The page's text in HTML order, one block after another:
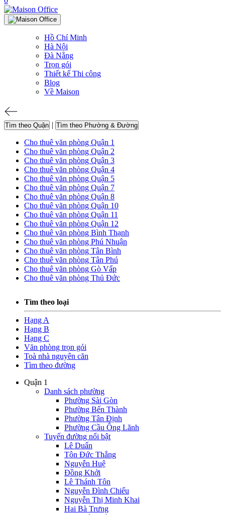
Hồ Chí Minh
Hà Nội
Đà Nẵng
Trọn gói
Thiết kế Thi công
Blog
Về Maison
Tìm theo Quận | Tìm theo Phường & Đường
Cho thuê văn phòng Quận 1
Cho thuê văn phòng Quận 2
Cho thuê văn phòng Quận 3
Cho thuê văn phòng Quận 4
Cho thuê văn phòng Quận 5
Cho thuê văn phòng Quận 7
Cho thuê văn phòng Quận 8
Cho thuê văn phòng Quận 10
Cho thuê văn phòng Quận 11
Cho thuê văn phòng Quận 12
Cho thuê văn phòng Bình Thạnh
Cho thuê văn phòng Phú Nhuận
Cho thuê văn phòng Tân Bình
Cho thuê văn phòng Tân Phú
Cho thuê văn phòng Gò Vấp
Cho thuê văn phòng Thủ Đức
Tìm theo loại
Hạng A
Hạng B
Hạng C
Văn phòng trọn gói
Toà nhà nguyên căn
Tìm theo đường
Quận 1
Danh sách phường
Phường Sài Gòn
Phường Bến Thành
Phường Tân Định
Phường Cầu Ông Lãnh
Tuyến đường nổi bật
Lê Duẩn
Tôn Đức Thắng
Nguyễn Huệ
Đồng Khởi
Lê Thánh Tôn
Nguyễn Đình Chiểu
Nguyễn Thị Minh Khai
Hai Bà Trưng